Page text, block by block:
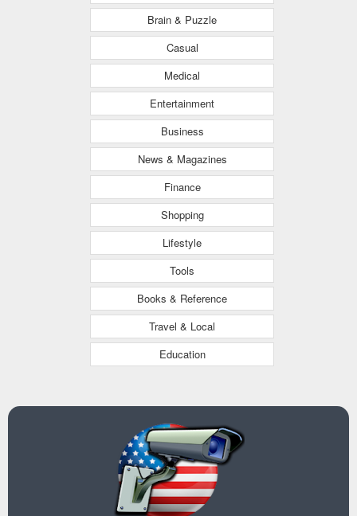
Brain & Puzzle
Casual
Medical
Entertainment
Business
News & Magazines
Finance
Shopping
Lifestyle
Tools
Books & Reference
Travel & Local
Education